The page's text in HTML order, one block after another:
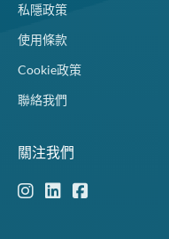
私隱政策
使用條款
Cookie政策
聯絡我們
關注我們